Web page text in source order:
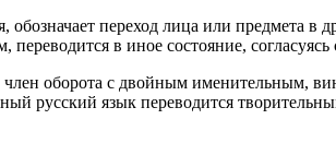
обозначает переход лица или предмета
в иное состояние,
оборота с двойным именительным,
русский язык переводится